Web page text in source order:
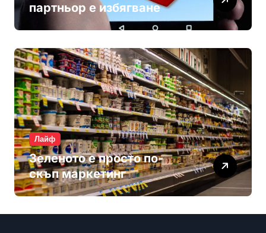
партньор е избягване
Лайф
Зеленото е просто по-
скъп маркетинг